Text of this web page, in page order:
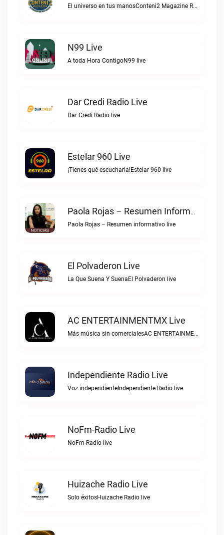
El universo en tus manosConteni2 Magazine Radio y TV Digital live
N99 Live
A toda Hora ContigoN99 live
Dar Credi Radio Live
Dar Credi Radio live
Estelar 960 Live
¡Tienes qué escucharla!Estelar 960 live
Paola Rojas – Resumen Informativo Live
Paola Rojas – Resumen informativo live
El Polvaderon Live
La Que Suena Y SuenaEl Polvaderon live
AC ENTERTAINMENTMX Live
Más música sin comercialesAC ENTERTAINMENTMX live
Independiente Radio Live
Voz independienteIndependiente Radio live
NoFm-Radio Live
NoFm-Radio live
Huizache Radio Live
Solo éxitosHuizache Radio live